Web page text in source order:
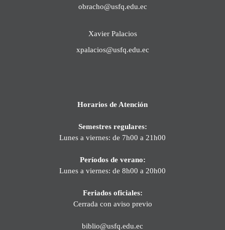
obracho@usfq.edu.ec
Xavier Palacios
xpalacios@usfq.edu.ec
Horarios de Atención
Semestres regulares:
Lunes a viernes: de 7h00 a 21h00
Períodos de verano:
Lunes a viernes: de 8h00 a 20h00
Feriados oficiales:
Cerrada con aviso previo
biblio@usfq.edu.ec